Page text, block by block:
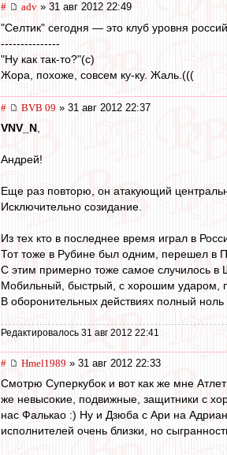
# adv » 31 авг 2012 22:49
"Селтик" сегодня — это клуб уровня
---------------
"Ну как так-то?"(с)
Жора, похоже, совсем ку-ку. Жаль.(((
# BVB 09 » 31 авг 2012 22:37
VNV_N,
Андрей!
Еще раз повторю, он атакующий
Исключительно созидание.
Из тех кто в последнее время играл в
Тот тоже в Рубине был одним, перешел в
С этим примерно тоже самое случилось
Мобильный, быстрый, с хорошим ударом,
В оборонительных действиях полный ноль
Редактировалось 31 авг 2012 22:41
# Hmel1989 » 31 авг 2012 22:33
Смотрю Суперкубок и вот как же мне
же невысокие, подвижные, защитники с
нас Фалькао :) Ну и Дзюба с Ари на
исполнителей очень близки, но